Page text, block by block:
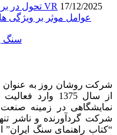
تحول در برند سازی صنعت سنگ با فناوری VR 17/12/2025
عوامل موثر بر
سنگ
شرکت روشان روز به عنوان
از سال 1375
نمایشگاهی در زمینه
شرکت گردآورنده و ناشر
“کتاب راهنمای سنگ